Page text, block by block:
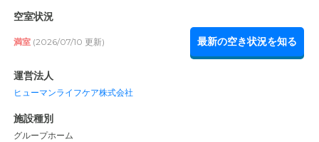
空室状況
満室 (2026/07/10 更新) 最新の空き状況を知る
運営法人
ヒューマンライフケア株式会社
施設種別
グループホーム